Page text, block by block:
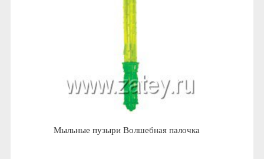
Мыльные пузыри Волшебная палочка